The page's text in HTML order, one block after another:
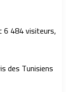
6 484 visiteurs,
des Tunisiens